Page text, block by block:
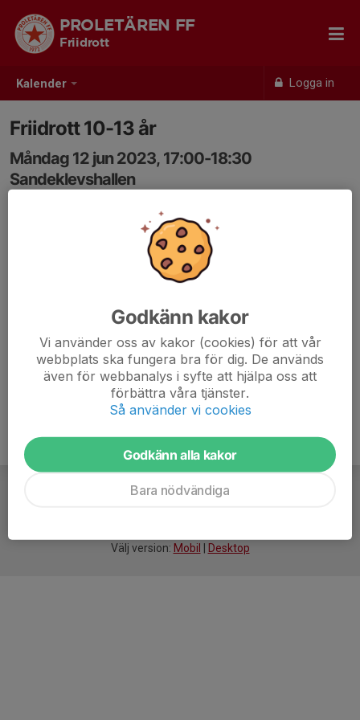
Kalender Logga in
PROLETÄREN FF
Friidrott
Friidrott 10-13 år
Måndag 12 jun 2023, 17:00-18:30
Sandeklevshallen
Välj version: Mobil Desktop
Godkänn kakor
Vi använder oss av kakor (cookies) för att vår
webbplats ska fungera bra för dig. De används
även för webbanalys i syfte att hjälpa oss att
förbättra våra tjänster.
Så använder vi cookies
Godkänn alla kakor
Bara nödvändiga